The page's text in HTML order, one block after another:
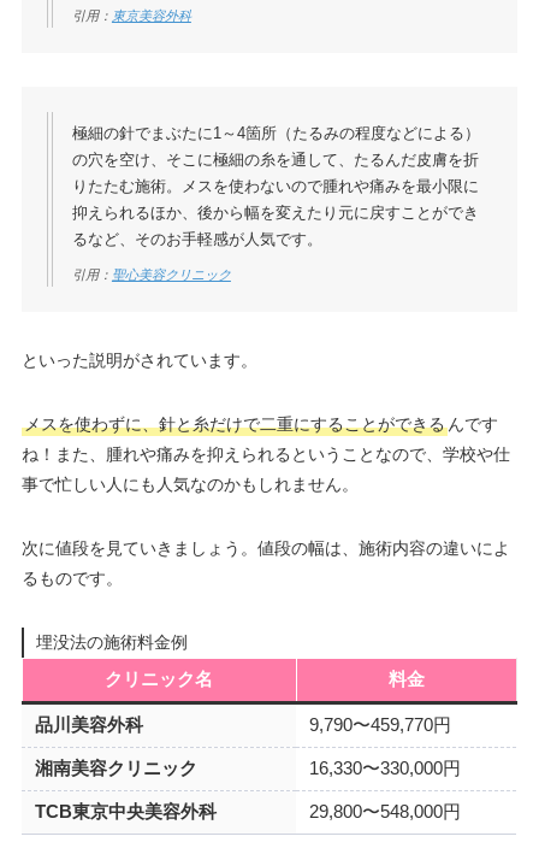
引用： 東京美容外科
極細の針でまぶたに1～4箇所（たるみの程度などによる）
の穴を空け、そこに極細の糸を通して、たるんだ皮膚を折
りたたむ施術。メスを使わないので腫れや痛みを最小限に
抑えられるほか、後から幅を変えたり元に戻すことができ
るなど、そのお手軽感が人気です。
引用： 聖心美容クリニック
といった説明がされています。
メスを使わずに、針と糸だけで二重にすることができるんです
ね！また、腫れや痛みを抑えられるということなので、学校や仕
事で忙しい人にも人気なのかもしれません。
次に値段を見ていきましょう。値段の幅は、施術内容の違いによ
るものです。
埋没法の施術料金例
クリニック名
料金
品川美容外科 9,790〜459,770円
湘南美容クリニック 16,330〜330,000円
TCB東京中央美容外科 29,800〜548,000円